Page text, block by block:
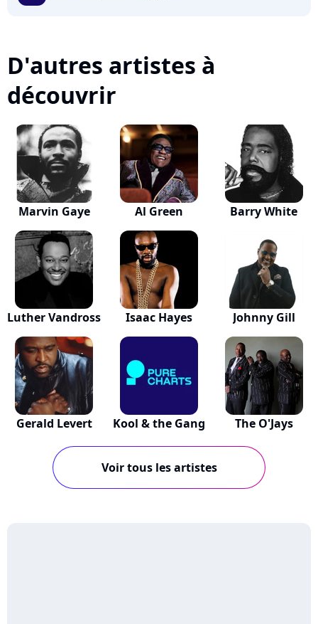
D'autres artistes à
découvrir
Marvin Gaye Al Green Barry White
Luther Vandross Isaac Hayes Johnny Gill
Gerald Levert Kool & the Gang The O'Jays
Voir tous les artistes